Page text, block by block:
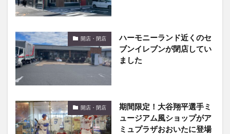
開店・閉店
ハーモニーランド近くのセ
ブンイレブンが閉店してい
ました
開店・閉店
期間限定！大谷翔平選手ミ
ュージアム風ショップがア
ミュプラザおおいたに登場